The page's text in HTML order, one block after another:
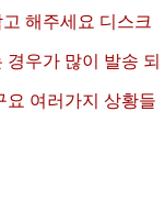
해주세요 디스크
우가 많이 발송 되
여러가지 상황들